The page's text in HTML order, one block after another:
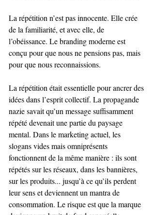
La répétition n’est pas innocente. Elle crée
de la familiarité, et avec elle, de
l’obéissance. Le branding moderne est
conçu pour que nous ne pensions pas, mais
pour que nous reconnaissions.
La répétition était essentielle pour ancrer des
idées dans l’esprit collectif. La propagande
nazie savait qu’un message suffisamment
répété devenait une partie du paysage
mental. Dans le marketing actuel, les
slogans vides mais omniprésents
fonctionnent de la même manière : ils sont
répétés sur les réseaux, dans les bannières,
sur les produits... jusqu’à ce qu’ils perdent
leur sens et deviennent un mantra de
consommation. Le risque est que la marque